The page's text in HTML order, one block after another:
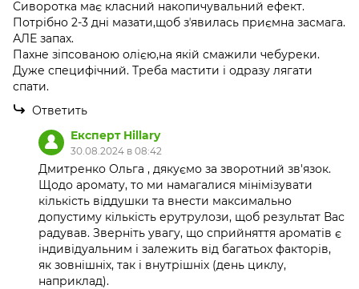
Сиворотка має класний накопичувальний ефект.
Потрібно 2-3 дні мазати,щоб зʼявилась приємна засмага.
АЛЕ запах.
Пахне зіпсованою олією,на якій смажили чебуреки.
Дуже специфічний. Треба мастити і одразу лягати
спати.
Ответить
Експерт Hillary
30.08.2024 в 08:42
Дмитренко Ольга , дякуємо за зворотний зв'язок.
Щодо аромату, то ми намагалися мінімізувати
кількість віддушки та внести максимально
допустиму кількість ерутрулози, щоб результат Вас
радував. Зверніть увагу, що сприйняття ароматів є
індивідуальним і залежить від багатьох факторів,
як зовнішніх, так і внутрішніх (день циклу,
наприклад).